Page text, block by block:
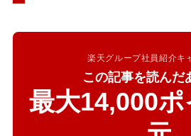
楽天グループ社員紹介キ
この記事を読んだ
最大14,000